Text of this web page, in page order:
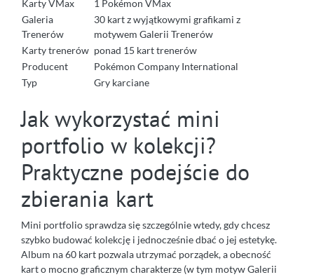
Karty VMax
1 Pokémon VMax
Galeria
Trenerów
30 kart z wyjątkowymi grafikami z
motywem Galerii Trenerów
Karty trenerów ponad 15 kart trenerów
Producent
Pokémon Company International
Typ
Gry karciane
Jak wykorzystać mini
portfolio w kolekcji?
Praktyczne podejście do
zbierania kart
Mini portfolio sprawdza się szczególnie wtedy, gdy chcesz
szybko budować kolekcję i jednocześnie dbać o jej estetykę.
Album na 60 kart pozwala utrzymać porządek, a obecność
kart o mocno graficznym charakterze (w tym motyw Galerii